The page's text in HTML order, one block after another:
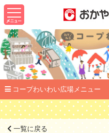
コープわいわい広場メニュー
一覧に戻る